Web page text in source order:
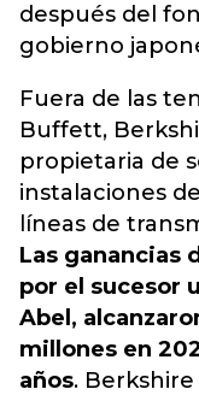
después del
gobierno
Fuera de las
Buffett,
propietaria de
instalaciones
líneas de
Las ganancias
por el sucesor
Abel,
millones en
años.